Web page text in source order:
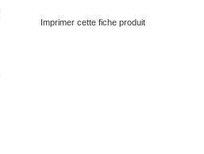
Imprimer cette fiche produit